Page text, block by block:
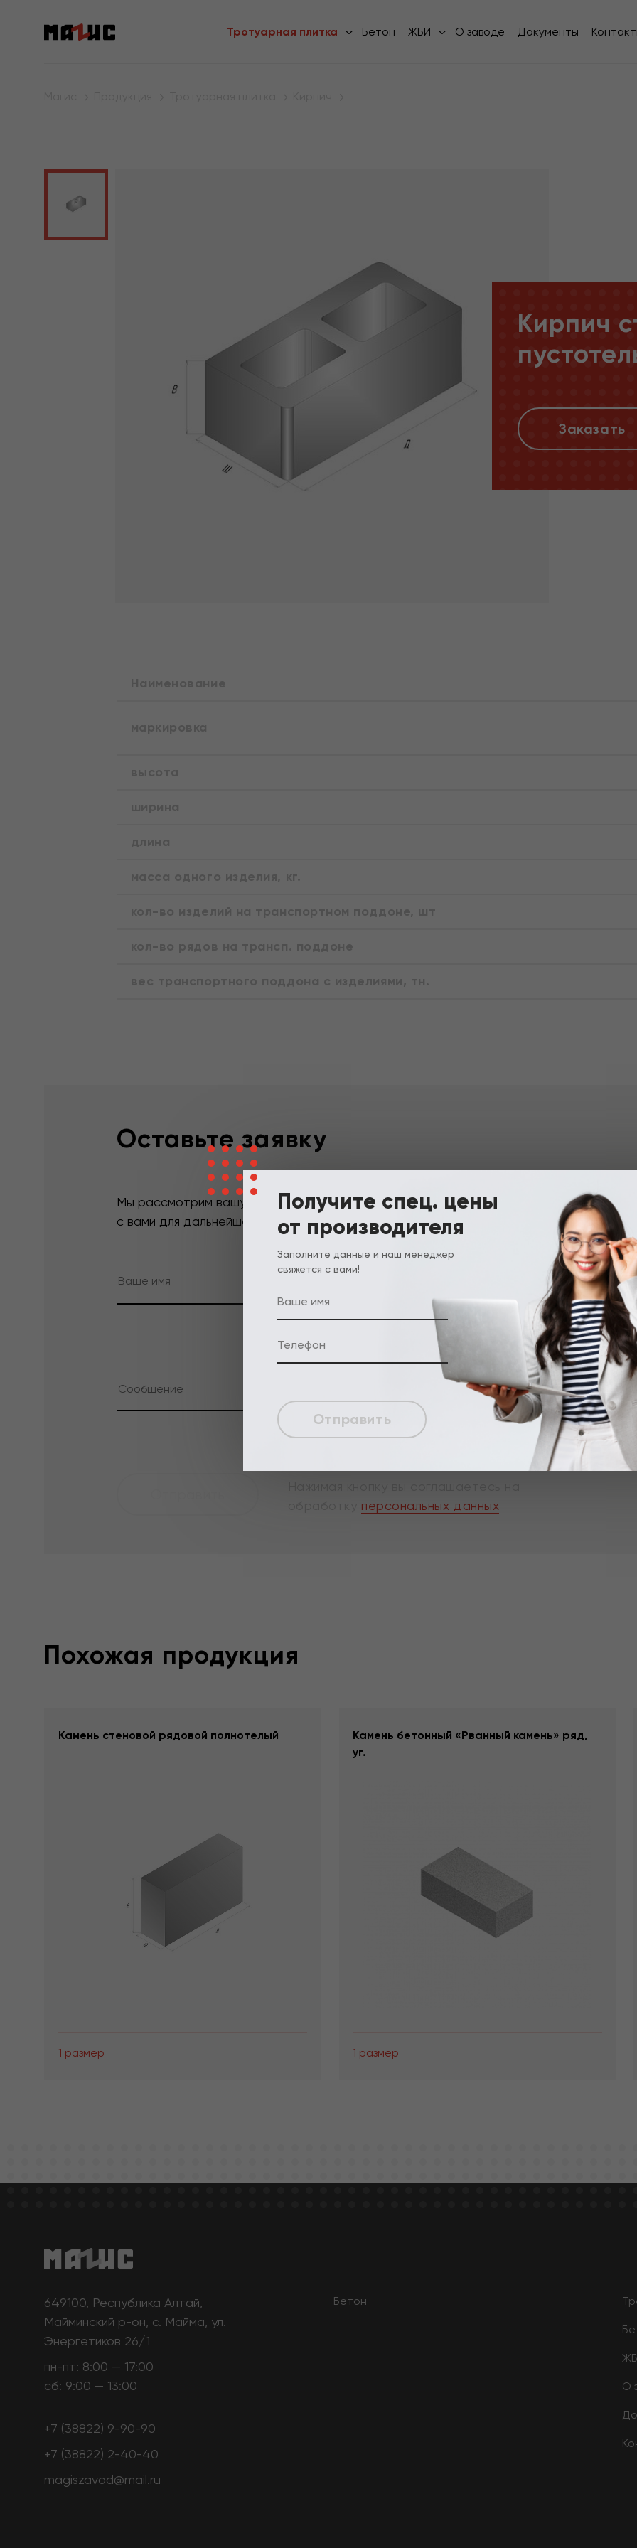
Тротуарная плитка Бетон ЖБИ О заводе Документы
Кирпич
Заказать
Наименование
маркировка
высота
ширина
длина
масса одного изделия, кг.
кол-во изделий на транспортном поддоне, шт
кол-во рядов на трансп. поддоне
вес транспортного поддона с изделиями, тн.
Оставьте заявку
Мы рассмотрим вашу заявку в течении дня и свяжемся
с вами для дальнейшего сотрудничества.
персональных данных
Похожая продукция
Камень стеновой рядовой полнотелый
1 размер
Камень бетонный «Рванный камень» ряд,
уг.
1 размер
649100, Республика Алтай,
Майминский р-он, с. Майма, ул.
Энергетиков 26/1
пн-пт: 8:00 — 17:00
сб: 9:00 — 13:00
+7 (38822) 9-90-90
+7 (38822) 2-40-40
magiszavod@mail.ru
Бетон
О
Получите спец. цены
от производителя
Заполните данные и наш менеджер
свяжется с вами!
Отправить